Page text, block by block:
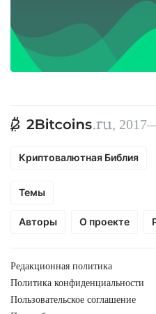
,
Криптовалютная Библия
Темы
Авторы О проекте
Редакционная политика
Политика конфиденциальности
Пользовательское соглашение